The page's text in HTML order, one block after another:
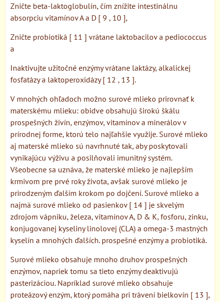
Zničte beta-laktoglobulín, čím znížite intestinálnu
absorpciu vitamínov A a D [ 9 , 10 ],
Zničte probiotiká [ 11 ] vrátane laktobacilov a pediococcus
a
Inaktivujte užitočné enzýmy vrátane laktázy, alkalickej
fosfatázy a laktoperoxidázy [ 12 , 13 ].
V mnohých ohľadoch možno surové mlieko prirovnať k
materskému mlieku: obidve obsahujú širokú škálu
prospešných živín, enzýmov, vitamínov a minerálov v
prírodnej forme, ktorú telo najľahšie využije. Surové mlieko
aj materské mlieko sú navrhnuté tak, aby poskytovali
vynikajúcu výživu a posilňovali imunitný systém.
Všeobecne sa uznáva, že materské mlieko je najlepším
krmivom pre prvé roky života, avšak surové mlieko je
prirodzeným ďalším krokom po dojčení. Surové mlieko a
najmä surové mlieko od pasienkov [ 14 ] je skvelým
zdrojom vápniku, železa, vitamínov A, D & K, fosforu, zinku,
konjugovanej kyseliny linolovej (CLA) a omega-3 mastných
kyselín a mnohých ďalších. prospešné enzýmy a probiotiká.
Surové mlieko obsahuje mnoho druhov prospešných
enzýmov, napriek tomu sa tieto enzýmy deaktivujú
pasterizáciou. Napríklad surové mlieko obsahuje
proteázový enzým, ktorý pomáha pri trávení bielkovín [ 13 ],